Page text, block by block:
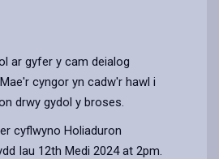
ar gyfer y cam deialog
cyngor yn cadw'r hawl i
drwy gydol y broses.
cyflwyno Holiaduron
Iau 12th Medi 2024 at 2pm.